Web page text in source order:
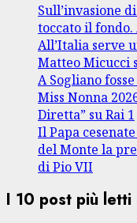
Sull’invasione
toccato il fondo.
All’Italia serve
Matteo Micucci
A Sogliano
Miss Nonna
Diretta” su Rai 1
Il Papa
del Monte la
di Pio VII
I 10 post più letti